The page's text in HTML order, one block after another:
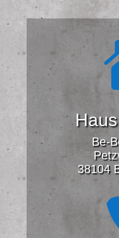
Be-
38104